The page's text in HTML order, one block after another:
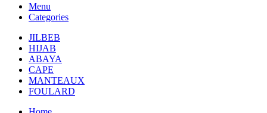
Menu
Categories
JILBEB
HIJAB
ABAYA
CAPE
MANTEAUX
FOULARD